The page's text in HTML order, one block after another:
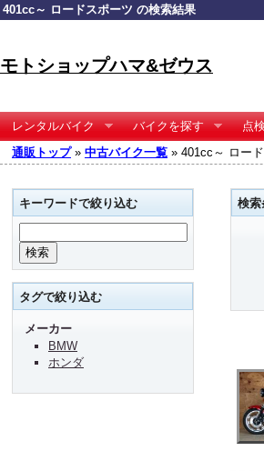
401cc～ ロードスポーツ の検索結果
モトショップハマ&ゼウス
レンタルバイク バイクを探す 点
通販トップ» 中古バイク一覧 » 401cc～ ロー
検索
キーワードで絞り込む
タグで絞り込む
メーカー
BMW
ホンダ